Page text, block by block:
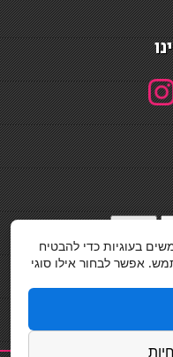
בעוגיות כדי להבטיח
אפשר לבחור אילו סוגי